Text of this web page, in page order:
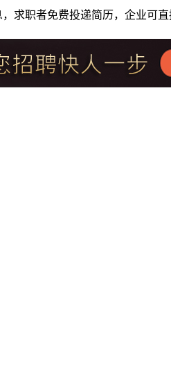
求职者免费投递简历，企业可